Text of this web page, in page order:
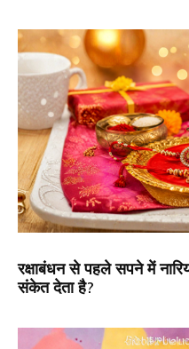
रक्षाबंधन से पहले सपने में
संकेत देता है?